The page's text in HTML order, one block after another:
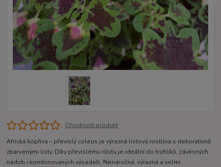
Ohodnotit produkt
Africká kopřiva – převislý coleus je výrazná listová rostlina s dekorativně
zbarvenými listy. Díky převislému růstu je ideální do truhlíků, závěsných
nádob i kombinovaných výsadeb. Nenáročná, výrazná a velmi